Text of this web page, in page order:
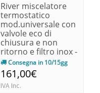
River miscelatore
termostatico
mod.universale con
valvole eco di
chiusura e non
ritorno e filtro inox -
1" mConsegna in 10/15gg
161,00€
IVA Inc.